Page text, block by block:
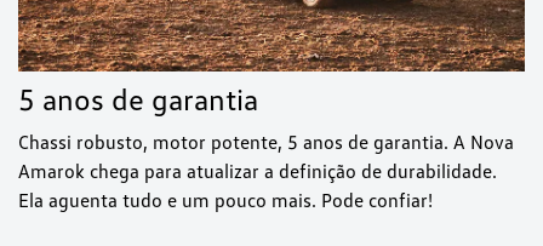
5 anos de garantia
Chassi robusto, motor potente, 5 anos de garantia. A Nova
Amarok chega para atualizar a definição de durabilidade.
Ela aguenta tudo e um pouco mais. Pode confiar!